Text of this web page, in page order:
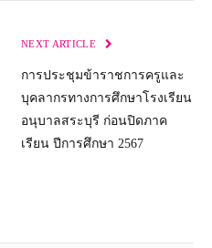
NEXT ARTICLE
การประชุมข้าราชการครูและ
บุคลากรทางการศึกษาโรงเรียน
อนุบาลสระบุรี ก่อนปิดภาค
เรียน ปีการศึกษา 2567